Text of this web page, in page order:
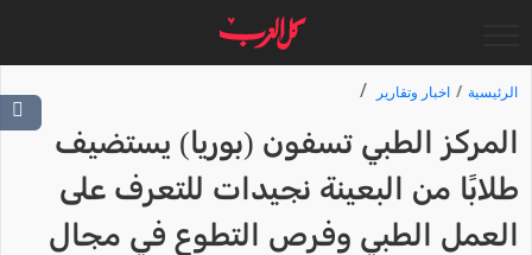
الرئيسية اخبار وتقارير
المركز الطبي تسفون (بوريا) يستضيف
طلابًا من البعينة نجيدات للتعرف على
العمل الطبي وفرص التطوع في مجال